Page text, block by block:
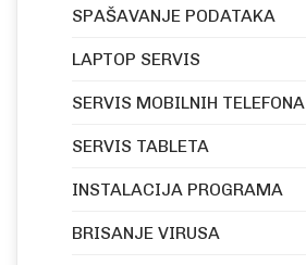
SPAŠAVANJE PODATAKA
LAPTOP SERVIS
SERVIS MOBILNIH TELEFONA
SERVIS TABLETA
INSTALACIJA PROGRAMA
BRISANJE VIRUSA